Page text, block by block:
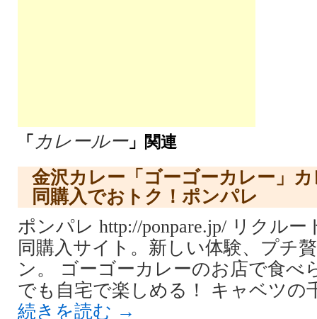
「 カレールー」関連
金沢カレー「ゴーゴーカレー」
同購入でおトク！ポンパレ
ポンパレ http://ponpare.jp/ リクル
同購入サイト。新しい体験、プチ
ン。 ゴーゴーカレーのお店で食べ
でも自宅で楽しめる！ キャベツ
続きを読む →